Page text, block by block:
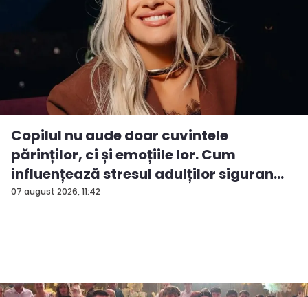
07 august 2026, 11:42
Copilul nu aude doar cuvintele
părinților, ci și emoțiile lor. Cum
influențează stresul adulților siguran...